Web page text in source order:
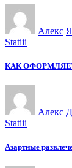
Алекс
Statiii
КАК
Алекс
Statiii
Азартные